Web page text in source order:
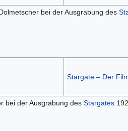
bei der Ausgrabung des
Stargate – Der
bei der Ausgrabung des Stargates